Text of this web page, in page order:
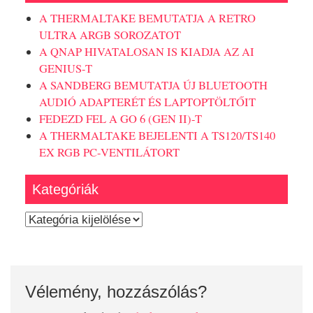
A THERMALTAKE BEMUTATJA A RETRO
ULTRA ARGB SOROZATOT
A QNAP HIVATALOSAN IS KIADJA AZ AI
GENIUS-T
A SANDBERG BEMUTATJA ÚJ BLUETOOTH
AUDIÓ ADAPTERÉT ÉS LAPTOPTÖLTŐIT
FEDEZD FEL A GO 6 (GEN II)-T
A THERMALTAKE BEJELENTI A TS120/TS140
EX RGB PC-VENTILÁTORT
Kategóriák
Kategóriák
Vélemény, hozzászólás?